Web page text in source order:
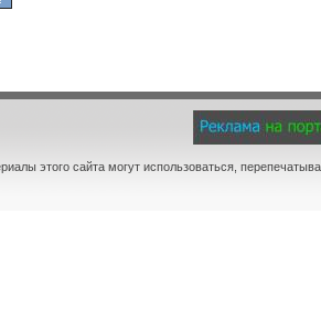
этого сайта могут использоваться,